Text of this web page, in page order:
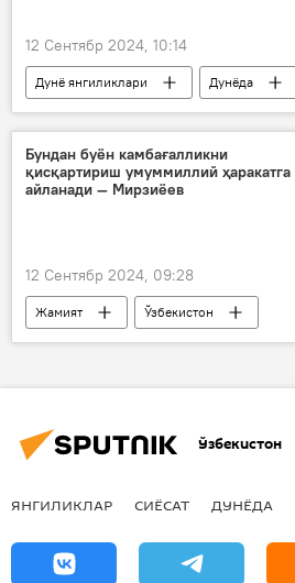
12 Сентябр 2024, 10:14
Дунё янгиликлари
Дунёда
Россия
Ўзбекистон
ҳамкорлик
Сергей Шойгу
Бундан буён камбағалликни
қисқартириш умуммиллий ҳаракатга
айланади — Мирзиёев
12 Сентябр 2024, 09:28
Жамият
Ўзбекистон
Шавкат Мирзиёев
кредит
ер ажратиш
Ўзбекистон
ЯНГИЛИКЛАР СИЁСАТ ДУНЁДА